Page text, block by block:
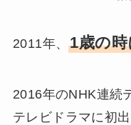
2011年、1歳の
2016年のNHK連続
テレビドラマに初出